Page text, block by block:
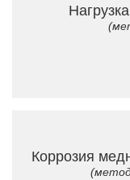
Коррозия
(метод